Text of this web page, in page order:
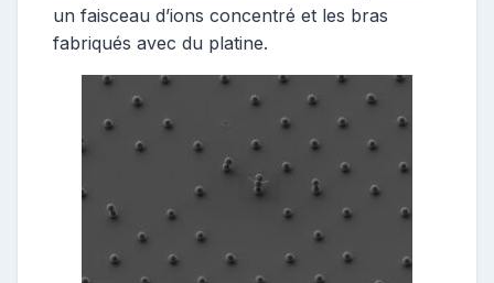
un faisceau d’ions concentré et les bras
fabriqués avec du platine.